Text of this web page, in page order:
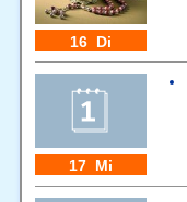
16 Di
17 Mi